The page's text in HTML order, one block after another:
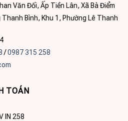
Văn Đối, Ấp Tiền Lân, Xã Bà Điểm
Bình, Khu 1, Phường Lê Thanh
/0987 315 258
TOÁN
IN 258